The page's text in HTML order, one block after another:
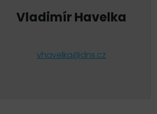
Vladimír Havelka
vhavelka@dns.cz